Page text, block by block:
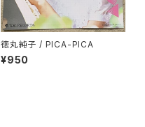
徳丸純子 / PICA-PICA
¥950